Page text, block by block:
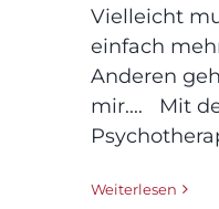
Vielleicht
einfach
Anderen
mir.... Mit
Weiterlesen